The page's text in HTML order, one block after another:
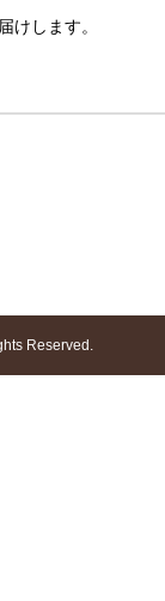
けします。
Reserved.